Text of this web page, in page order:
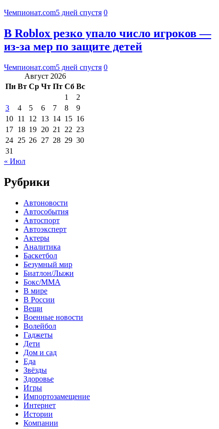
Чемпионат.com5 дней спустя 0
В Roblox резко упало число игроков —
из-за мер по защите детей
Чемпионат.com5 дней спустя 0
Август 2026
Пн Вт Ср Чт Пт Сб Вс
1
2
3
4 5 6 7 8
9
10 11 12 13 14 15 16
17 18 19 20 21 22 23
24 25 26 27 28 29 30
31
« Июл
Рубрики
Автоновости
Автособытия
Автоспорт
Автоэксперт
Актеры
Аналитика
Баскетбол
Безумный мир
Биатлон/Лыжи
Бокс/MMA
В мире
В России
Вещи
Военные новости
Волейбол
Гаджеты
Дети
Дом и сад
Еда
Звёзды
Здоровье
Игры
Импортозамещение
Интернет
Истории
Компании